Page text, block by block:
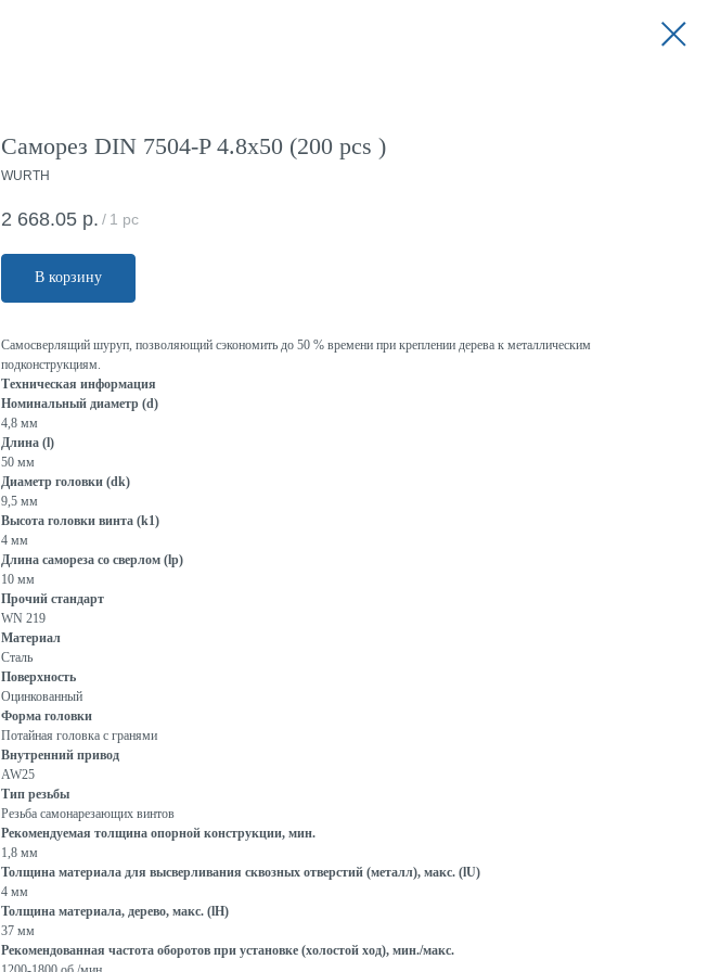
Саморез DIN 7504-P 4.8x50 (200 pcs )
WURTH
2 668.05 р. / 1 pc
В корзину
Самосверлящий шуруп, позволяющий сэкономить до 50 % времени при креплении дерева к металлическим
подконструкциям.
Техническая информация
Номинальный диаметр (d)
4,8 мм
Длина (l)
50 мм
Диаметр головки (dk)
9,5 мм
Высота головки винта (k1)
4 мм
Длина самореза со сверлом (lp)
10 мм
Прочий стандарт
WN 219
Материал
Сталь
Поверхность
Оцинкованный
Форма головки
Потайная головка с гранями
Внутренний привод
AW25
Тип резьбы
Резьба самонарезающих винтов
Рекомендуемая толщина опорной конструкции, мин.
1,8 мм
Толщина материала для высверливания сквозных отверстий (металл), макс. (lU)
4 мм
Толщина материала, дерево, макс. (lH)
37 мм
Рекомендованная частота оборотов при установке (холостой ход), мин./макс.